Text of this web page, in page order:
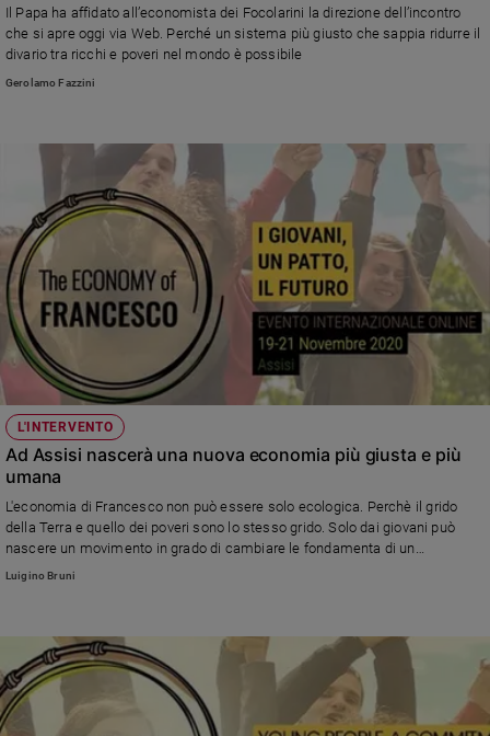
Famiglia
ed
figli
Coppia
Scuola
e
giovani
Adolescenza
Bioetica
Riflessioni
Podcast
Privacy
Il Papa ha affidato all’economista dei Focolarini la direzione dell’incontro
che si apre oggi via Web. Perché un sistema più giusto che sappia ridurre il
divario tra ricchi e poveri nel mondo è possibile
Gerolamo Fazzini
L'INTERVENTO
Ad Assisi nascerà una nuova economia più giusta e più
umana
L'economia di Francesco non può essere solo ecologica. Perchè il grido
della Terra e quello dei poveri sono lo stesso grido. Solo dai giovani può
nascere un movimento in grado di cambiare le fondamenta di un
capitalismo che crea insostenibili diseguaglianze tra ricchi e indigenti (di
Luigino Bruni